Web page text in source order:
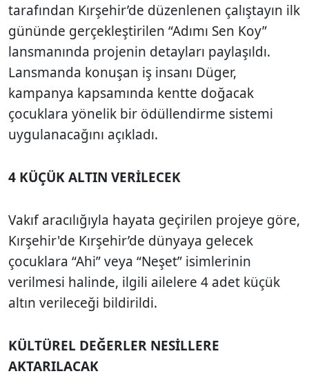
tarafından Kırşehir’de düzenlenen çalıştayın ilk
gününde gerçekleştirilen “Adımı Sen Koy”
lansmanında projenin detayları paylaşıldı.
Lansmanda konuşan iş insanı Düger,
kampanya kapsamında kentte doğacak
çocuklara yönelik bir ödüllendirme sistemi
uygulanacağını açıkladı.
4 KÜÇÜK ALTIN VERİLECEK
Vakıf aracılığıyla hayata geçirilen projeye göre,
Kırşehir'de Kırşehir’de dünyaya gelecek
çocuklara “Ahi” veya “Neşet” isimlerinin
verilmesi halinde, ilgili ailelere 4 adet küçük
altın verileceği bildirildi.
KÜLTÜREL DEĞERLER NESİLLERE
AKTARILACAK